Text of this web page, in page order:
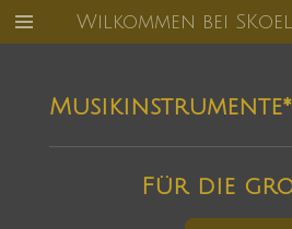
Zum
Hauptinhalt
Wilkommen bei
Musikinstrumente*
Für die